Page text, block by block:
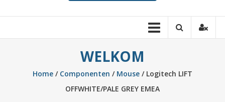
WELKOM
Home/ Componenten / Mouse/ Logitech LIFT
OFFWHITE/PALE GREY EMEA